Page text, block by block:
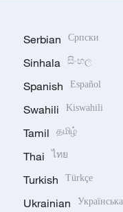
Serbian Српски
Sinhala සිංහල
Spanish Español
Swahili Kiswahili
Tamil தமிழ்
Thai ไทย
Turkish Türkçe
Ukrainian Українська